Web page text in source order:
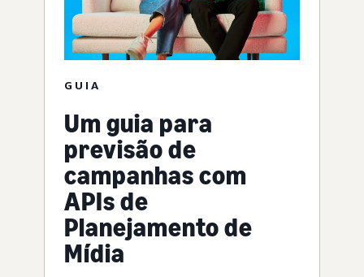
GUIA
Um guia para
previsão de
campanhas com
APIs de
Planejamento de
Mídia